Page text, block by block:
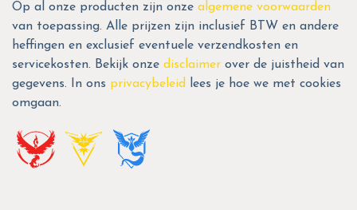
Op al onze producten zijn onze algemene voorwaarden
van toepassing. Alle prijzen zijn inclusief BTW en andere
heffingen en exclusief eventuele verzendkosten en
servicekosten. Bekijk onze disclaimer over de juistheid van
gegevens. In ons privacybeleid
lees je hoe we met cookies
omgaan.